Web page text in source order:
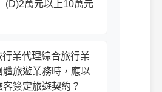
萬元以上10萬元
業代理綜合旅行業
體旅遊業務時，應以
客簽定旅遊契約？